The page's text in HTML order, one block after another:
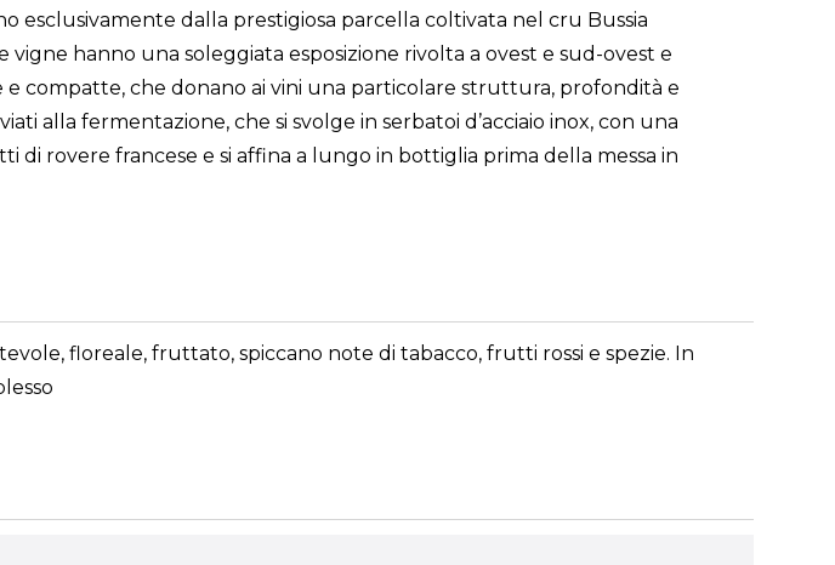
esclusivamente dalla prestigiosa parcella coltivata nel cru Bussia
hanno una soleggiata esposizione rivolta a ovest e sud-ovest e
compatte, che donano ai vini una particolare struttura, profondità e
alla fermentazione, che si svolge in serbatoi d’acciaio inox, con una
di rovere francese e si affina a lungo in bottiglia prima della messa in
floreale, fruttato, spiccano note di tabacco, frutti rossi e spezie. In